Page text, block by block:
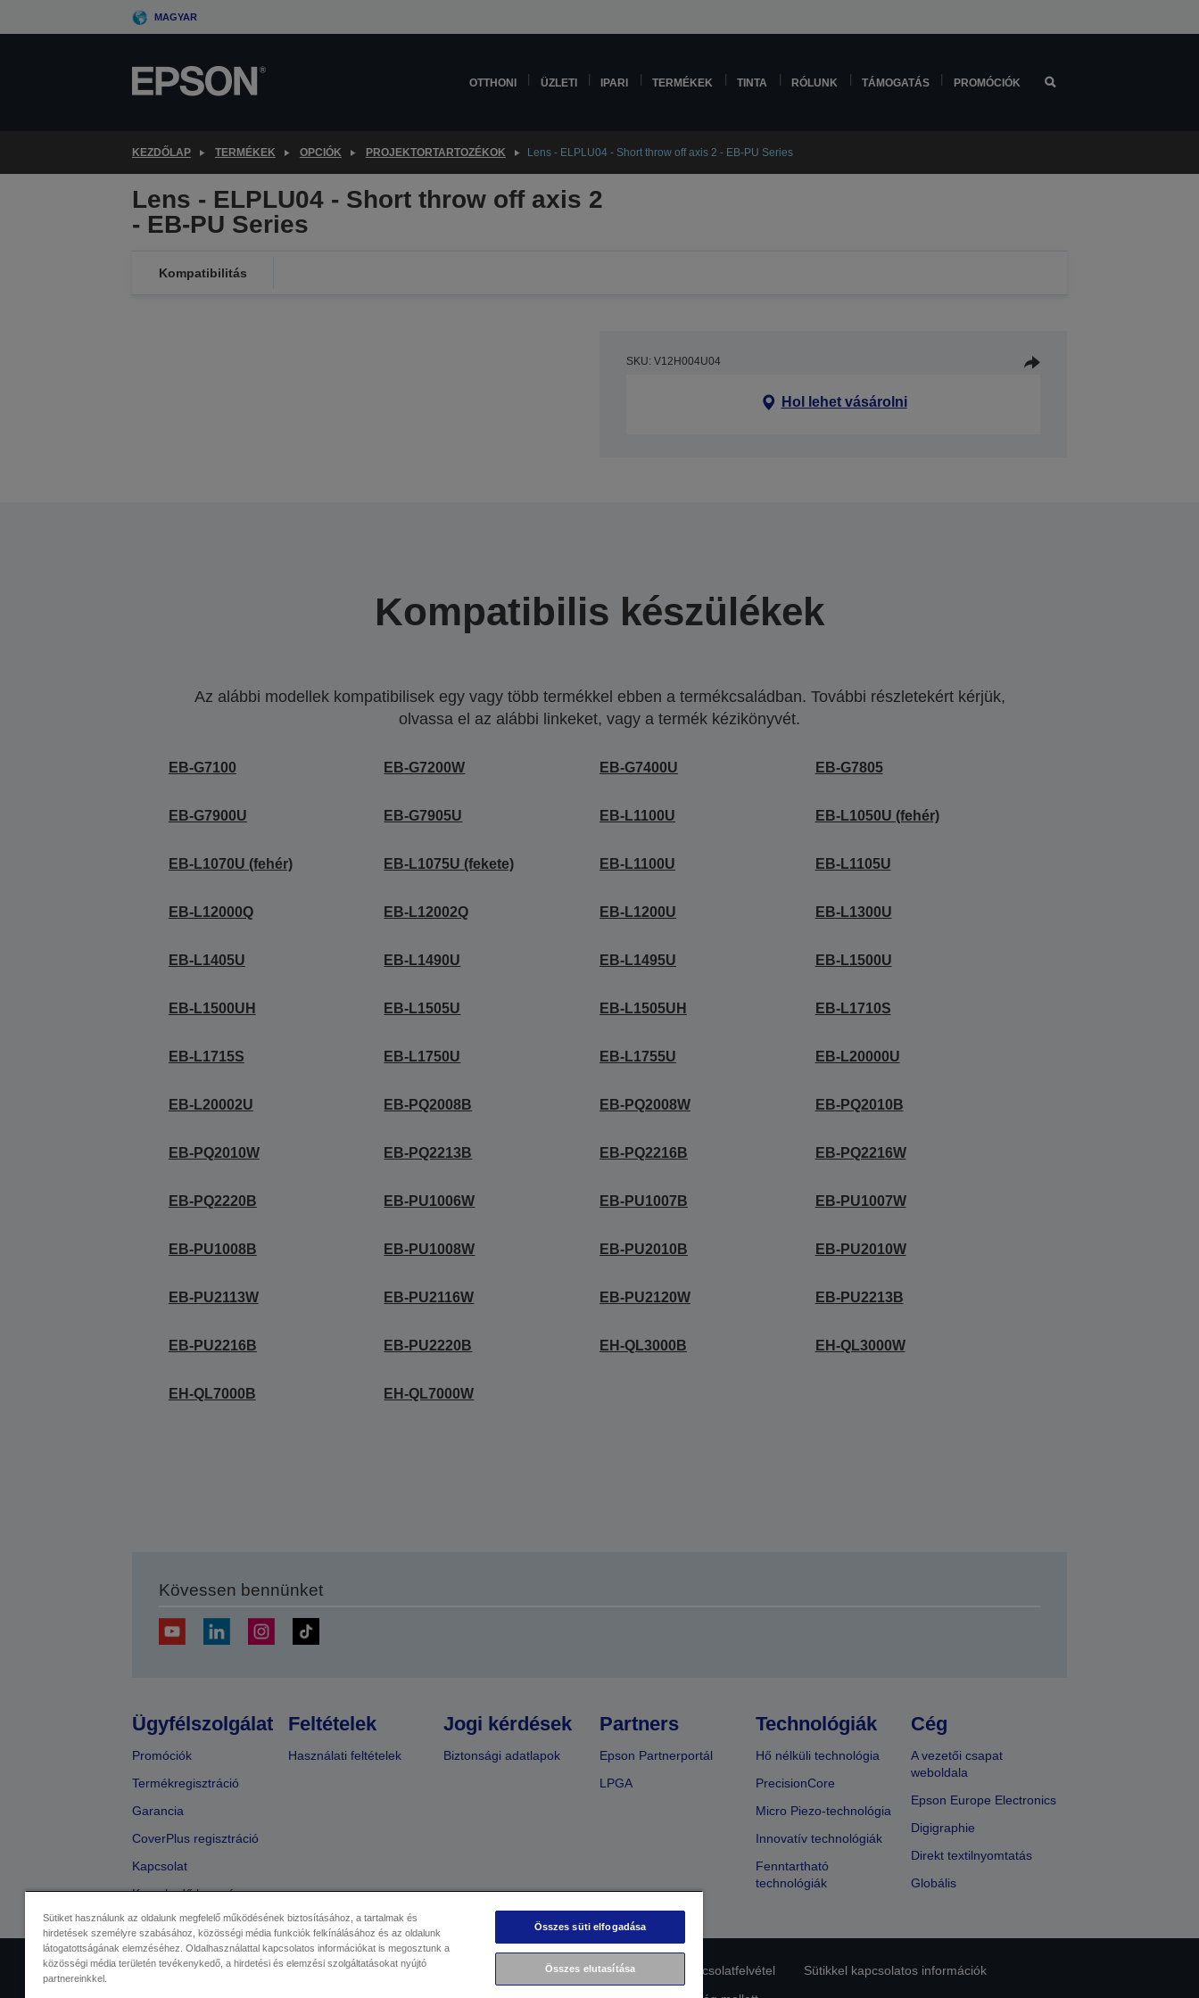
to
MAGYAR
OTTHONI ÜZLETI IPARI TERMÉKEK TINTA RÓLUNK TÁMOGATÁS PROMÓCIÓK
KEZDŐLAP TERMÉKEK OPCIÓK PROJEKTORTARTOZÉKOK Lens - ELPLU04 - Short throw off axis 2 - EB-PU Series
Lens - ELPLU04 - Short throw off axis 2
- EB-PU Series
Kompatibilitás
SKU: V12H004U04
Hol lehet vásárolni
Kompatibilis készülékek
Az alábbi modellek kompatibilisek egy vagy több termékkel ebben a termékcsaládban. További részletekért kérjük,
olvassa el az alábbi linkeket, vagy a termék kézikönyvét.
EB-G7100 EB-G7200W EB-G7400U EB-G7805
EB-G7900U EB-G7905U EB-L1100U EB-L1050U (fehér)
EB-L1070U (fehér) EB-L1075U (fekete) EB-L1100U EB-L1105U
EB-L12000Q EB-L12002Q EB-L1200U EB-L1300U
EB-L1405U EB-L1490U EB-L1495U EB-L1500U
EB-L1500UH EB-L1505U EB-L1505UH EB-L1710S
EB-L1715S EB-L1750U EB-L1755U EB-L20000U
EB-L20002U EB-PQ2008B EB-PQ2008W EB-PQ2010B
EB-PQ2010W EB-PQ2213B EB-PQ2216B EB-PQ2216W
EB-PQ2220B EB-PU1006W EB-PU1007B EB-PU1007W
EB-PU1008B EB-PU1008W EB-PU2010B EB-PU2010W
EB-PU2113W EB-PU2116W EB-PU2120W EB-PU2213B
EB-PU2216B EB-PU2220B EH-QL3000B EH-QL3000W
EH-QL7000B EH-QL7000W
Kövessen bennünket
Ügyfélszolgálat
Promóciók
Termékregisztráció
Garancia
CoverPlus regisztráció
Kapcsolat
Kereskedő keresése
Feltételek
Használati feltételek
Jogi kérdések
Biztonsági adatlapok
Partners
Epson Partnerportál
LPGA
Technológiák
Hő nélküli technológia
PrecisionCore
Micro Piezo-technológia
Innovatív technológiák
Fenntartható
technológiák
Cég
A vezetői csapat
weboldala
Epson Europe Electronics
Digigraphie
Direkt textilnyomtatás
Globális
Kereskedelmi központ Adatvédelmi nyilatkozat EU Data Act Compliance Kapcsolatfelvétel
Sütikkel kapcsolatos információk
Sütiket használunk az oldalunk megfelelő működésének biztosításához, a tartalmak és
hirdetések személyre szabásához, közösségi média funkciók felkínálásához és az oldalunk
látogatottságának elemzéséhez. Oldalhasználattal kapcsolatos információkat is megosztunk a
közösségi média területén tevékenykedő, a hirdetési és elemzési szolgáltatásokat nyújtó
partnereinkkel.
Összes süti elfogadása
Összes elutasítása